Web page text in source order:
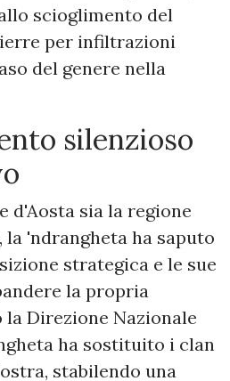
scioglimento del
per infiltrazioni
del genere nella
silenzioso
d'Aosta sia la regione
'ndrangheta ha saputo
strategica e le sue
la propria
la Direzione Nazionale
ha sostituito i clan
stabilendo una